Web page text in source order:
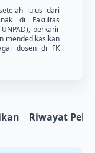
lulus dari
di Fakultas
berkarir
mendedikasikan
dosen di FK
Riwayat